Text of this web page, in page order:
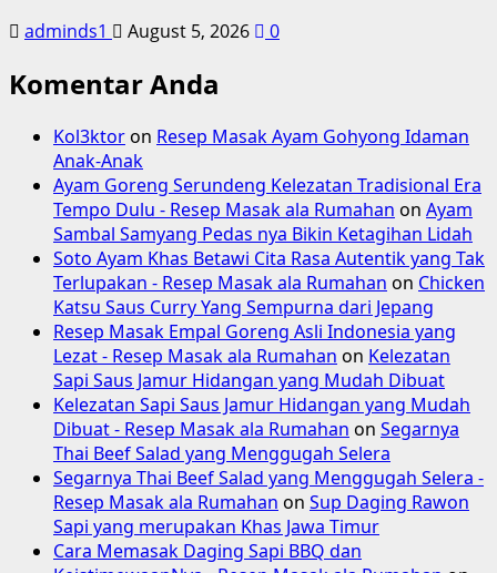
adminds1 August 5, 2026 0
Komentar Anda
Kol3ktoron Resep Masak Ayam Gohyong Idaman
Anak-Anak
Ayam Goreng Serundeng Kelezatan Tradisional Era
Tempo Dulu - Resep Masak ala Rumahan on Ayam
Sambal Samyang Pedas nya Bikin Ketagihan Lidah
Soto Ayam Khas Betawi Cita Rasa Autentik yang Tak
Terlupakan - Resep Masak ala Rumahan on Chicken
Katsu Saus Curry Yang Sempurna dari Jepang
Resep Masak Empal Goreng Asli Indonesia yang
Lezat - Resep Masak ala Rumahan on Kelezatan
Sapi Saus Jamur Hidangan yang Mudah Dibuat
Kelezatan Sapi Saus Jamur Hidangan yang Mudah
Dibuat - Resep Masak ala Rumahan on Segarnya
Thai Beef Salad yang Menggugah Selera
Segarnya Thai Beef Salad yang Menggugah Selera -
Resep Masak ala Rumahan on Sup Daging Rawon
Sapi yang merupakan Khas Jawa Timur
Cara Memasak Daging Sapi BBQ dan